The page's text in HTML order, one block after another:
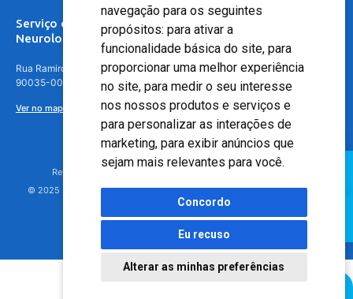
navegação para os seguintes
propósitos: para ativar a
funcionalidade básica do site, para
proporcionar uma melhor experiência
no site, para medir o seu interesse
nos nossos produtos e serviços e
para personalizar as interações de
marketing, para exibir anúncios que
sejam mais relevantes para você.
Concordo
Eu recuso
Alterar as minhas preferências
Serviço de
Neurologia
Rua Ramiro Barcelos, 630 – 5º andar – Floresta, Porto Alegre – RS,
90035-001
Ver no mapa
Responsável Técnico: Dr. Luiz Antonio Nasi - CREMERS 11217
© 2025 - Hospital Moinhos de Vento - Registro Empresa (CRM-RS): 425